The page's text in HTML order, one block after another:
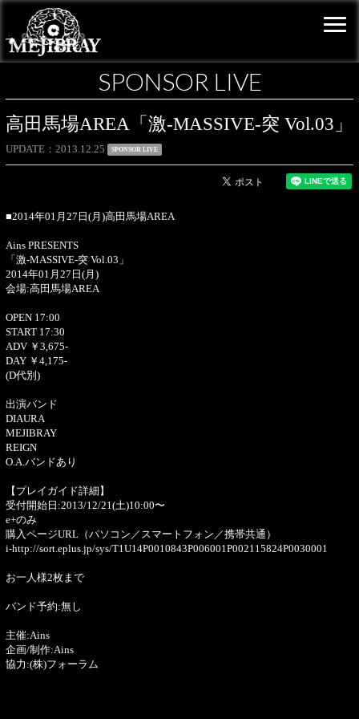
SPONSOR LIVE
高田馬場AREA「激-MASSIVE-突 Vol.03」
UPDATE 2013.12.25 SPONSOR LIVE
■2014年01月27日(月)高田馬場AREA
Ains PRESENTS
「激-MASSIVE-突 Vol.03」
2014年01月27日(月)
会場:高田馬場AREA
OPEN 17:00
START 17:30
ADV ￥3,675-
DAY ￥4,175-
(D代別)
出演バンド
DIAURA
MEJIBRAY
REIGN
O.A.バンドあり
【プレイガイド詳細】
受付開始日:2013/12/21(土)10:00〜
e+のみ
購入ページURL（パソコン／スマートフォン／携帯共通）
i-http://sort.eplus.jp/sys/T1U14P0010843P006001P002115824P0030001
お一人様2枚まで
バンド予約:無し
主催:Ains
企画/制作:Ains
協力:(株)フォーラム